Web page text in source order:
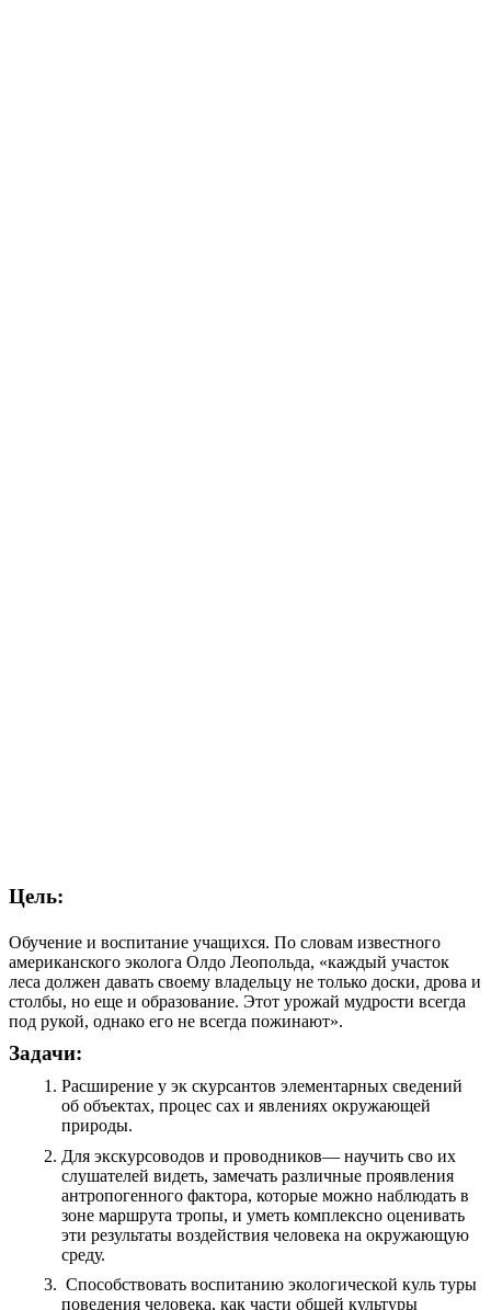
Цель:
Обучение и воспитание учащихся. По словам известного
американского эколога Олдо Леопольда, «каждый участок
леса должен давать своему владельцу не только доски, дрова и
столбы, но еще и образование. Этот урожай мудрости всегда
под рукой, однако его не всегда пожинают».
Задачи:
Расширение у эк скурсантов элементарных сведений
об объектах, процес сах и явлениях окружающей
природы.
Для экскурсоводов и проводников— научить сво их
слушателей видеть, замечать различные проявления
антропогенного фактора, которые можно наблюдать в
зоне маршрута тропы, и уметь комплексно оценивать
эти результаты воздействия человека на окружающую
среду.
Способствовать воспитанию экологической куль туры
поведения человека, как части общей культуры